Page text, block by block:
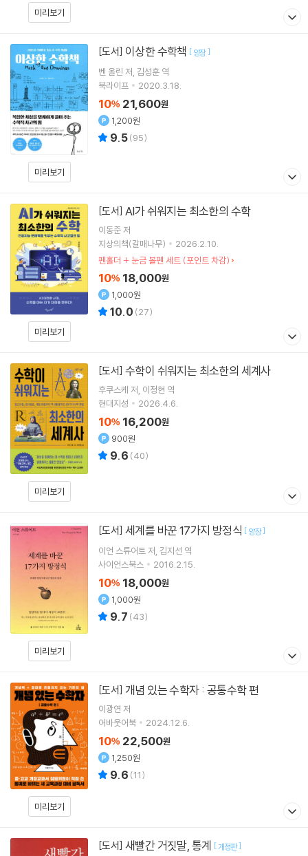
미리보기
미리보기
[도서] 이상한 수학책 [ 양장]
벤 올린 저 김성훈 역
북라이프
2020.3.18.
10% 21,600원
1,200원
9.5(95)
미리보기
[도서] AI가 쉬워지는 최소한의 수학
이동준저
지상의책(갈매나무)
2026.2.10.
펜홀더 + 눈금 볼펜 세트 (포인트 차감)
10% 18,000원
1,000원
10.0 (27)
미리보기
[도서] 수학이 쉬워지는 최소한의 세계사
후쿠스케 저 이정현 역
현대지성
2026.4.6.
10% 16,200원
900원
9.6 (40)
미리보기
[도서] 세계를 바꾼 17가지 방정식 [ 양장]
이언 스튜어트 저 김지선 역
사이언스북스
2016.2.15.
10% 18,000원
1,000원
9.7 (43)
미리보기
[도서] 개념 있는 수학자 : 공통수학 편
이광연 저
어바웃어북
2024.12.6.
10% 22,500원
1,250원
9.6 (11)
[도서] 새빨간 거짓말, 통계 [개정판]